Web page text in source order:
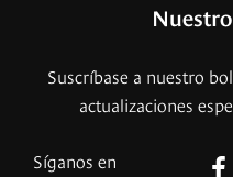
Suscríbase a nuestro
actualizaciones
Síganos en